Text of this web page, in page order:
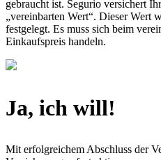
gebraucht ist. Segurio versichert
„vereinbarten Wert“. Dieser Wert
festgelegt. Es muss sich beim
Einkaufspreis handeln.
Ja, ich will!
Mit erfolgreichem Abschluss der